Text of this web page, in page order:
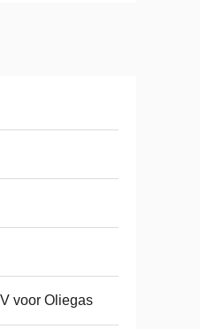
voor Oliegas